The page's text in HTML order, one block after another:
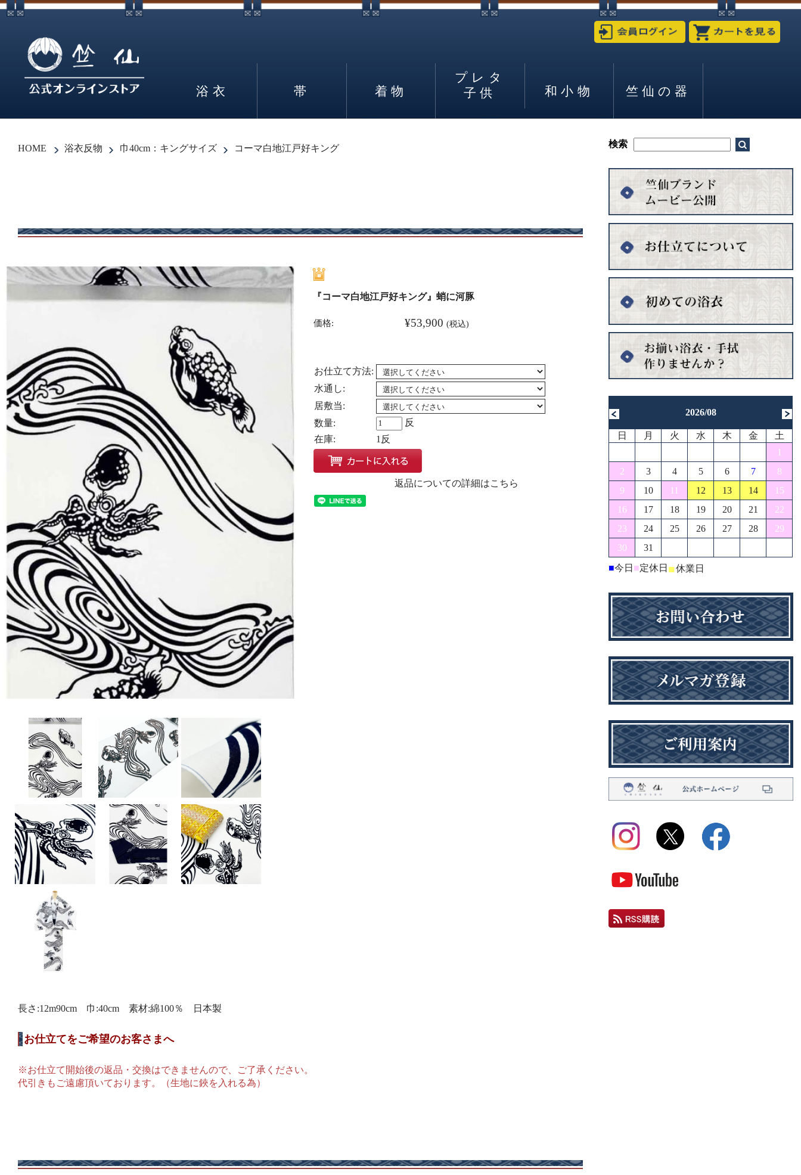
浴衣 帯 着物
プレタ
子供
和小物 竺仙の器
HOME 浴衣反物 巾40cm：キングサイズ コーマ白地江戸好キング
『コーマ白地江戸好キング』蛸に河豚
価格: ¥53,900 (税込)
お仕立て方法:
水通し:
居敷当:
数量:
反
在庫:
1反
返品についての詳細はこちら
長さ:12m90cm 巾:40cm 素材:綿100％ 日本製
お仕立てをご希望のお客さまへ
※お仕立て開始後の返品・交換はできませんので、ご了承ください。
代引きもご遠慮頂いております。（生地に鋏を入れる為）
2026/08
日 月 火 水 木 金
土
1
2
3 4 5 6 7
8
9
10 11 12 13 14
15
16
17 18 19 20 21
22
23
24 25 26 27 28
29
30
31
■今日 ■定休日 ■休業日